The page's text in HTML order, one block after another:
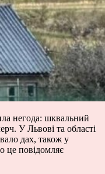
негода: шквальний
У Львові та області
дах, також у
це повідомляє